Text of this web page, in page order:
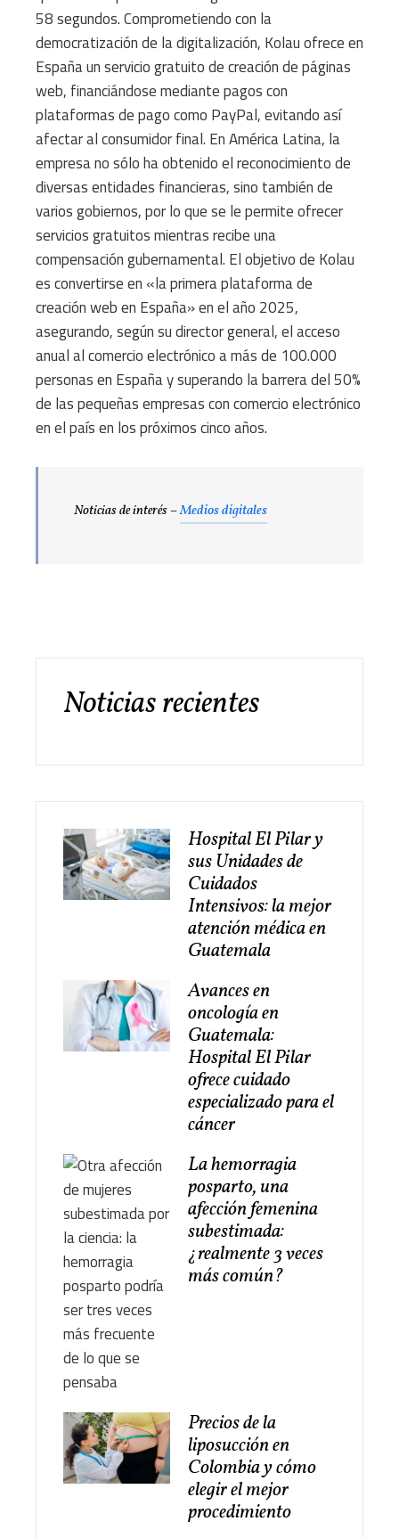
58 segundos. Comprometiendo con la
democratización de la digitalización, Kolau ofrece en
España un servicio gratuito de creación de páginas
web, financiándose mediante pagos con
plataformas de pago como PayPal, evitando así
afectar al consumidor final. En América Latina, la
empresa no sólo ha obtenido el reconocimiento de
diversas entidades financieras, sino también de
varios gobiernos, por lo que se le permite ofrecer
servicios gratuitos mientras recibe una
compensación gubernamental. El objetivo de Kolau
es convertirse en «la primera plataforma de
creación web en España» en el año 2025,
asegurando, según su director general, el acceso
anual al comercio electrónico a más de 100.000
personas en España y superando la barrera del 50%
de las pequeñas empresas con comercio electrónico
en el país en los próximos cinco años.
Noticias de interés –Medios digitales
Noticias recientes
Hospital El Pilar y
sus Unidades de
Cuidados
Intensivos: la mejor
atención médica en
Guatemala
Avances en
oncología en
Guatemala:
Hospital El Pilar
ofrece cuidado
especializado para el
cáncer
La hemorragia
posparto, una
afección femenina
subestimada:
¿realmente 3 veces
más común?
Precios de la
liposucción en
Colombia y cómo
elegir el mejor
procedimiento